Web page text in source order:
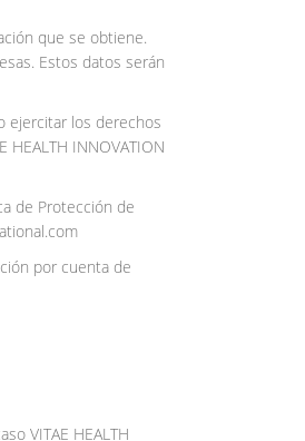
que se obtiene.
Estos datos serán
ejercitar los derechos
INNOVATION
de Protección de
por cuenta de
VITAE HEALTH